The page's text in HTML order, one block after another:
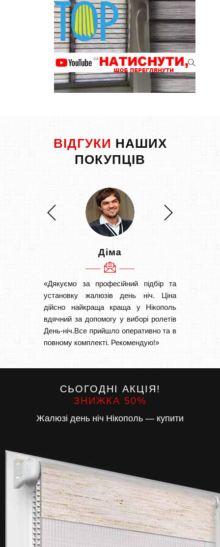
ВІДГУКИ НАШИХ
ПОКУПЦІВ
Діма
«Дякуємо за професійний підбір та
установку жалюзів день ніч. Ціна
дійсно найкраща краща у Нікополь
вдячний за допомогу у виборі ролетів
День-ніч.Все прийшло оперативно та в
повному комплекті. Рекомендую!»
СЬОГОДНІ АКЦІЯ!
ЗНИЖКА 50%
Жалюзі день ніч Нікополь — купити